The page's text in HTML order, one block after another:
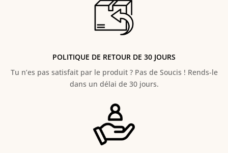
POLITIQUE DE RETOUR DE 30 JOURS
Tu n’es pas satisfait par le produit ? Pas de Soucis ! Rends-le
dans un délai de 30 jours.